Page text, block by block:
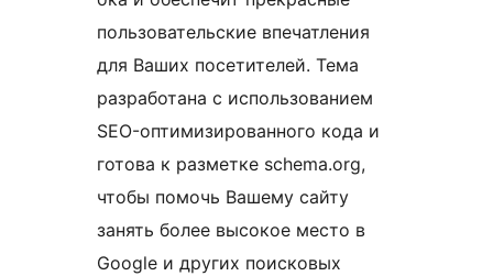
пользовательские впечатления
для Ваших посетителей. Тема
разработана с использованием
SEO-оптимизированного кода и
готова к разметке schema.org,
чтобы помочь Вашему сайту
занять более высокое место в
Google и других поисковых